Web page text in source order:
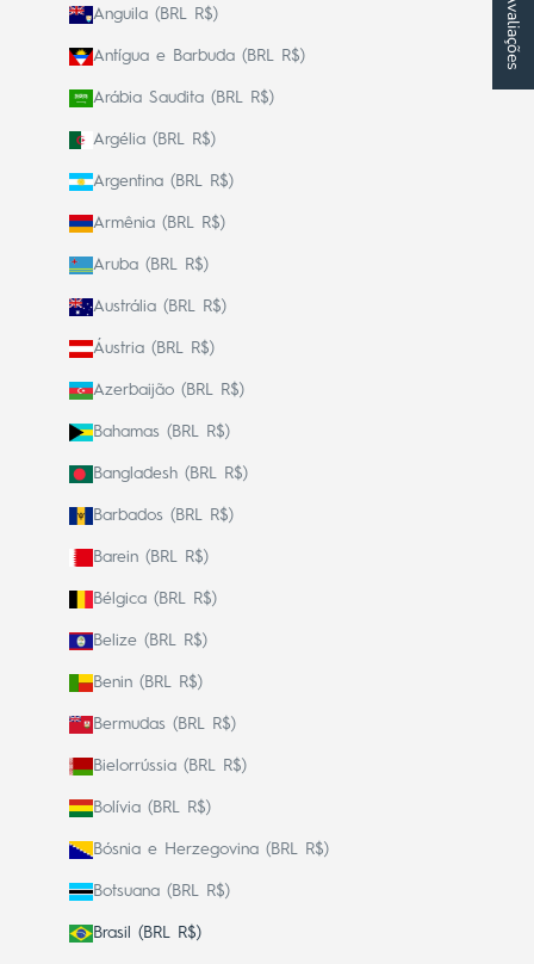
Anguila (BRL R$)
Antígua e Barbuda (BRL R$)
Arábia Saudita (BRL R$)
Argélia (BRL R$)
Argentina (BRL R$)
Armênia (BRL R$)
Aruba (BRL R$)
Austrália (BRL R$)
Áustria (BRL R$)
Azerbaijão (BRL R$)
Bahamas (BRL R$)
Bangladesh (BRL R$)
Barbados (BRL R$)
Barein (BRL R$)
Bélgica (BRL R$)
Belize (BRL R$)
Benin (BRL R$)
Bermudas (BRL R$)
Bielorrússia (BRL R$)
Bolívia (BRL R$)
Bósnia e Herzegovina (BRL R$)
Botsuana (BRL R$)
Brasil (BRL R$)
★ Avaliações